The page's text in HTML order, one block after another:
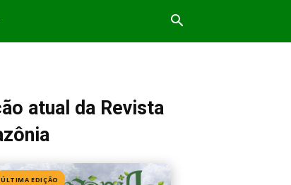
atual da Revista
ÚLTIMA EDIÇÃO